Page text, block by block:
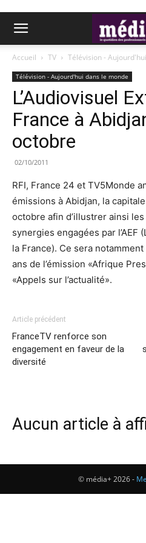
Accueil TV Télévision -
Télévision - Aujourd'hui dans le monde
L’Audiovisuel
France à
octobre
02/10/2011
RFI, France 24 et TV5Monde
émissions à Abidjan, la
octobre afin d’illustrer ainsi les
synergies engagées par l’AEF
la France). Ce sera
ans de l’émission «Afrique
«Appels sur l’actualité».
Article précédent
FranceTV renforce son
engagement en faveur de la
diversité
Aucun article à
© média+ 2026 -